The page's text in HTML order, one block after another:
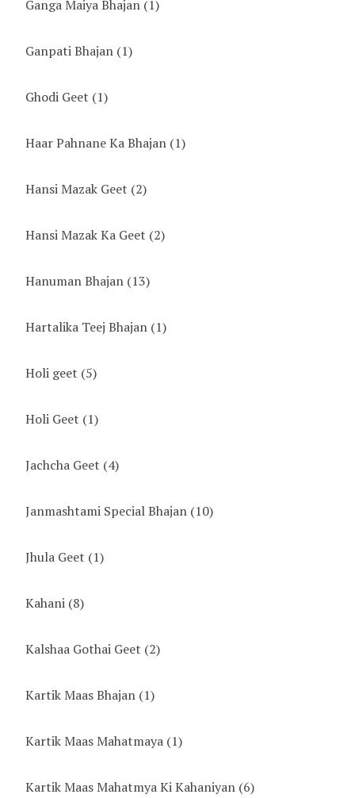
Ganga Maiya Bhajan (1)
Ganpati Bhajan (1)
Ghodi Geet (1)
Haar Pahnane Ka Bhajan (1)
Hansi Mazak Geet (2)
Hansi Mazak Ka Geet (2)
Hanuman Bhajan (13)
Hartalika Teej Bhajan (1)
Holi geet (5)
Holi Geet (1)
Jachcha Geet (4)
Janmashtami Special Bhajan (10)
Jhula Geet (1)
Kahani (8)
Kalshaa Gothai Geet (2)
Kartik Maas Bhajan (1)
Kartik Maas Mahatmaya (1)
Kartik Maas Mahatmya Ki Kahaniyan (6)